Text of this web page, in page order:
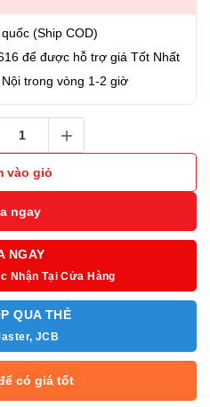
(Ship COD)
để được hỗ trợ giá Tốt Nhất
trong vòng 1-2 giờ
vào giỏ
ngay
NGAY
Nhận Tại Cửa Hàng
QUA THẺ
JCB
có giá tốt